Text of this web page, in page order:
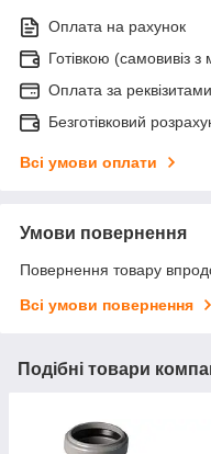
Оплата на рахунок
Готівкою (самовивіз з
Оплата за реквізитами
Безготівковий
Всі умови оплати
Умови повернення
Повернення товару
Всі умови повернення
Подібні товари